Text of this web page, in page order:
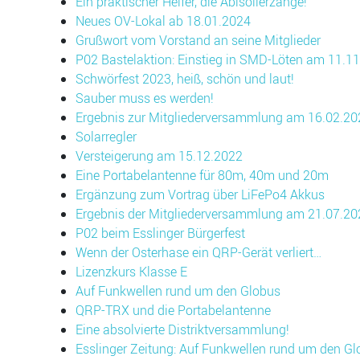
Neues OV-Lokal ab 18.01.2024
Grußwort vom Vorstand an seine Mitglieder
P02 Bastelaktion: Einstieg in SMD-Löten am
Schwörfest 2023, heiß, schön und laut!
Sauber muss es werden!
Ergebnis zur Mitgliederversammlung am
Solarregler
Versteigerung am 15.12.2022
Eine Portabelantenne für 80m, 40m und 20m
Ergänzung zum Vortrag über LiFePo4 Akkus
Ergebnis der Mitgliederversammlung am
P02 beim Esslinger Bürgerfest
Wenn der Osterhase ein QRP-Gerät verliert…
Lizenzkurs Klasse E
Auf Funkwellen rund um den Globus
QRP-TRX und die Portabelantenne
Eine absolvierte Distriktversammlung!
Esslinger Zeitung: Auf Funkwellen rund um den